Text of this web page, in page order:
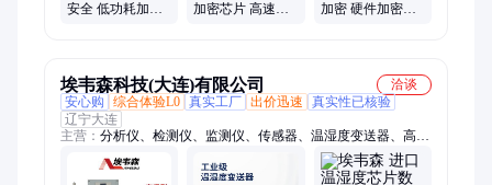
安全 低功耗加密
加密芯片 高速数
加密 硬件加密芯
埃韦森科技(大连)有限公司
洽谈
安心购
综合体验L0 真实工厂 出价迅速
真实性已核验
辽宁大连
主营： 分析仪、检测仪、监测仪、传感器、温湿度变送器、高温
温湿度变送器、消毒剂传感器、烟气湿度仪、水质监测仪、消毒
剂分析仪、余氯分析仪、浊度分析仪、过氧乙酸分析仪、多参数